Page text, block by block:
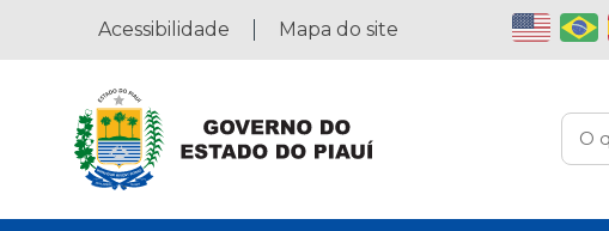
Acessibilidade Mapa do site